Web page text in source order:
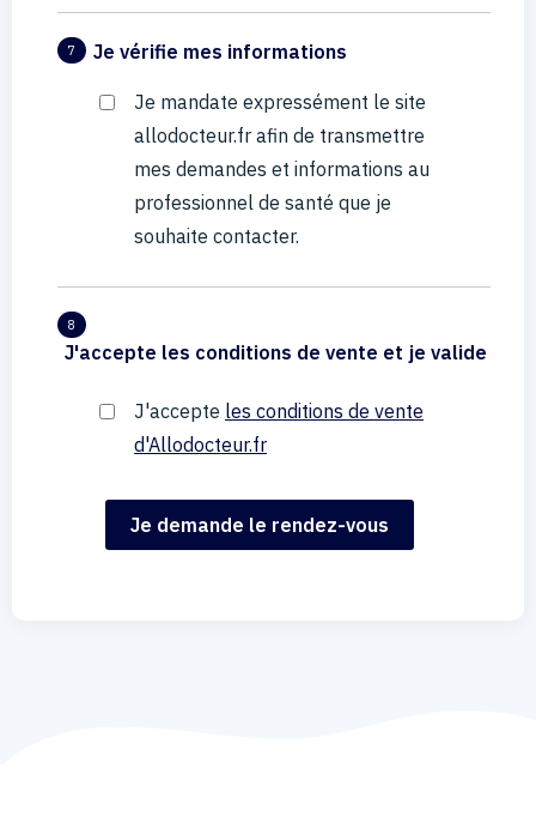
7 Je vérifie mes informations
Je mandate expressément le site
allodocteur.fr afin de transmettre
mes demandes et informations au
professionnel de santé que je
souhaite contacter.
8
J'accepte les conditions de vente et je valide
J'accepte les conditions de vente
d'Allodocteur.fr